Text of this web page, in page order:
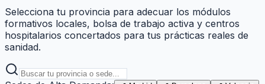
Selecciona tu provincia para adecuar los módulos
formativos locales, bolsa de trabajo activa y centros
hospitalarios concertados para tus prácticas reales de
sanidad.